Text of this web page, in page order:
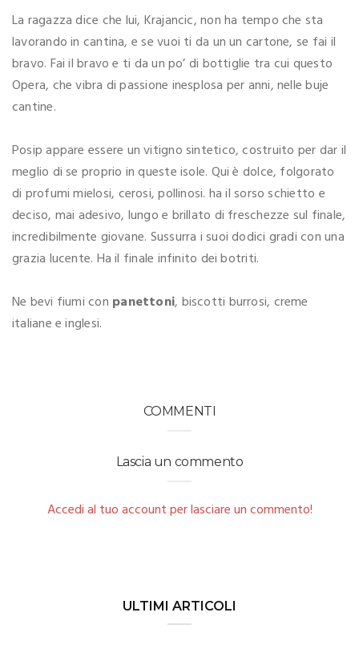
La ragazza dice che lui, Krajancic, non ha tempo che sta
lavorando in cantina, e se vuoi ti da un un cartone, se fai il
bravo. Fai il bravo e ti da un po’ di bottiglie tra cui questo
Opera, che vibra di passione inesplosa per anni, nelle buje
cantine.
Posip appare essere un vitigno sintetico, costruito per dar il
meglio di se proprio in queste isole. Qui è dolce, folgorato
di profumi mielosi, cerosi, pollinosi. ha il sorso schietto e
deciso, mai adesivo, lungo e brillato di freschezze sul finale,
incredibilmente giovane. Sussurra i suoi dodici gradi con una
grazia lucente. Ha il finale infinito dei botriti.
Ne bevi fiumi con panettoni, biscotti burrosi, creme
italiane e inglesi.
COMMENTI
Lascia un commento
Accedi al tuo account per lasciare un commento!
ULTIMI ARTICOLI